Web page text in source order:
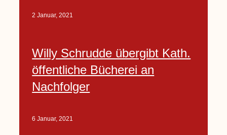
2 Januar, 2021
Willy Schrudde übergibt Kath.
öffentliche Bücherei an
Nachfolger
6 Januar, 2021